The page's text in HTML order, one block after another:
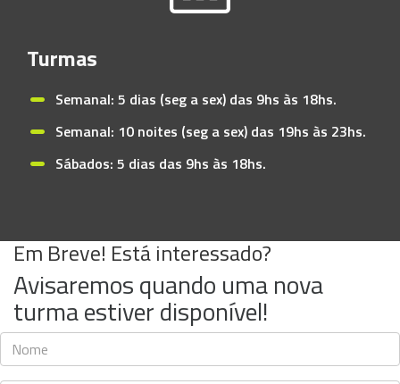
Turmas
Semanal: 5 dias (seg a sex) das 9hs às 18hs.
Semanal: 10 noites (seg a sex) das 19hs às 23hs.
Sábados: 5 dias das 9hs às 18hs.
Em Breve! Está interessado?
Avisaremos quando uma nova
turma estiver disponível!